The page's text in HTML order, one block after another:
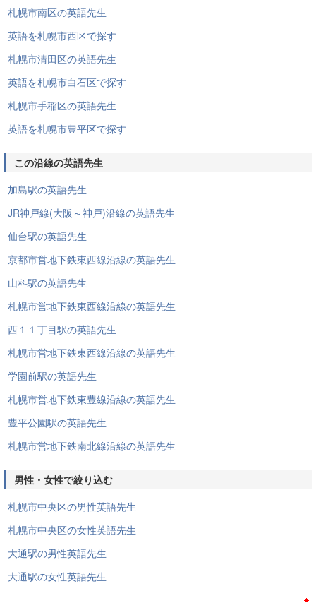
札幌市南区の英語先生
英語を札幌市西区で探す
札幌市清田区の英語先生
英語を札幌市白石区で探す
札幌市手稲区の英語先生
英語を札幌市豊平区で探す
この沿線の英語先生
加島駅の英語先生
JR神戸線(大阪～神戸)沿線の英語先生
仙台駅の英語先生
京都市営地下鉄東西線沿線の英語先生
山科駅の英語先生
札幌市営地下鉄東西線沿線の英語先生
西１１丁目駅の英語先生
札幌市営地下鉄東西線沿線の英語先生
学園前駅の英語先生
札幌市営地下鉄東豊線沿線の英語先生
豊平公園駅の英語先生
札幌市営地下鉄南北線沿線の英語先生
男性・女性で絞り込む
札幌市中央区の男性英語先生
札幌市中央区の女性英語先生
大通駅の男性英語先生
大通駅の女性英語先生